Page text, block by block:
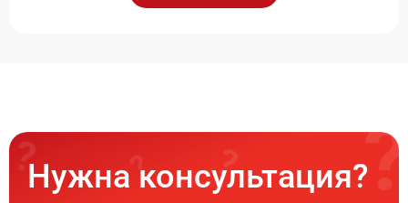
Нужна консультация?